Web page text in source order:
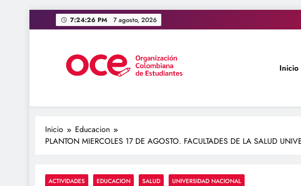
al
7:24:27 PM 7 agosto, 2026
OCE Colombia
Inicio
Inicio
Educacion
PLANTON MIERCOLES 17 DE AGOSTO. FACULTADES DE LA SALUD
ACTIVIDADES EDUCACION SALUD UNIVERSIDAD NACIONAL